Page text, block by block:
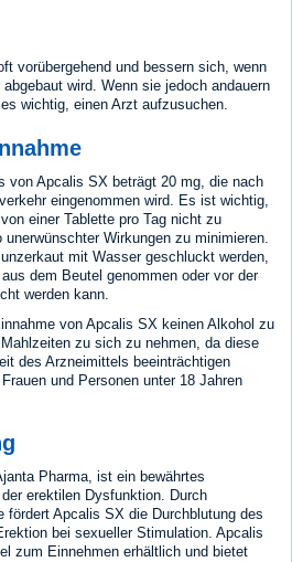
vorübergehend und bessern sich, wenn
wird. Wenn sie jedoch andauern
wichtig, einen Arzt aufzusuchen.
von Apcalis SX beträgt 20 mg, die nach
eingenommen wird. Es ist wichtig,
einer Tablette pro Tag nicht zu
Wirkungen zu minimieren.
mit Wasser geschluckt werden,
dem Beutel genommen oder vor der
werden kann.
von Apcalis SX keinen Alkohol zu
zu sich zu nehmen, da diese
des Arzneimittels beeinträchtigen
und Personen unter 18 Jahren
Pharma, ist ein bewährtes
erektilen Dysfunktion. Durch
fördert Apcalis SX die Durchblutung des
bei sexueller Stimulation. Apcalis
zum Einnehmen erhältlich und bietet